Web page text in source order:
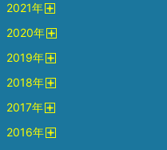
2021年
2020年
2019年
2018年
2017年
2016年